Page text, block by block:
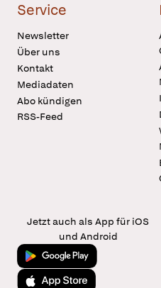
Service
Newsletter
Über uns
Kontakt
Mediadaten
Abo kündigen
RSS-Feed
Jetzt auch als App für iOS
und Android
Jetzt bei Google Play
Laden im App Store